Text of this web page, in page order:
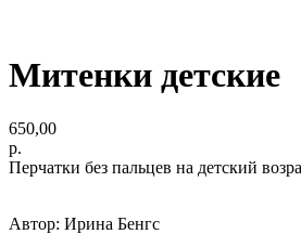
Митенки детские
650,00
р.
Перчатки без пальцев на детский
Автор: Ирина Бенгс